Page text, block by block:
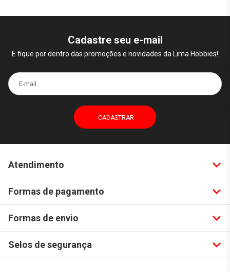
Cadastre seu e-mail
E fique por dentro das promoções e novidades da Lima Hobbies!
E-mail
Atendimento
Formas de pagamento
Formas de envio
Selos de segurança